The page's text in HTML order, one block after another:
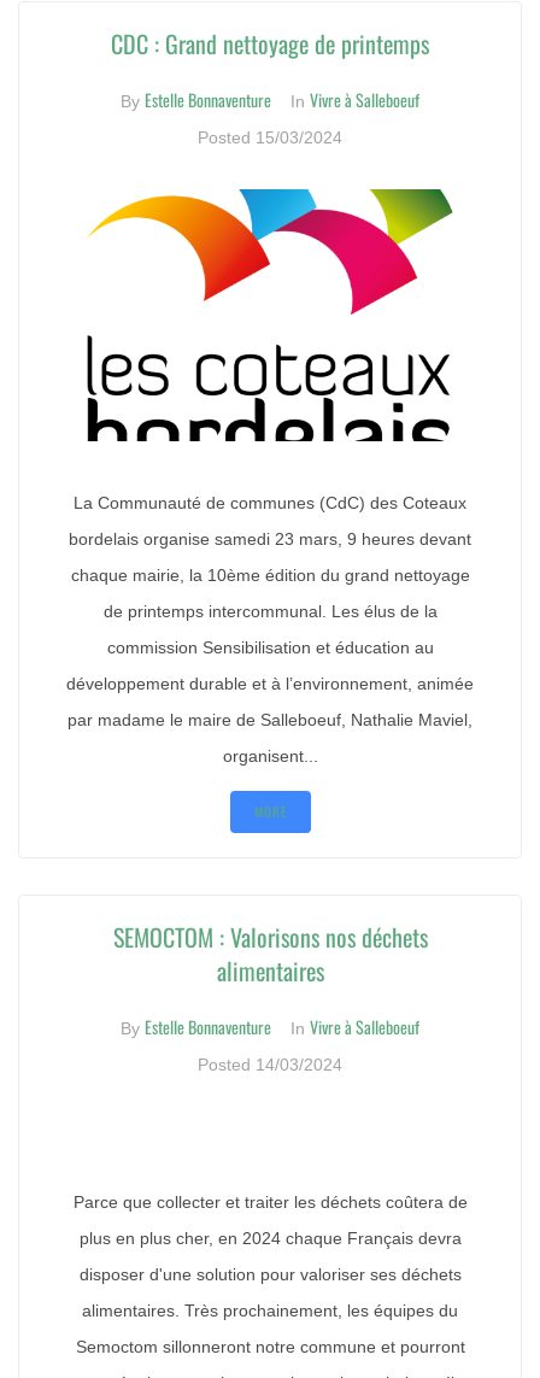
CDC : Grand nettoyage de printemps
By Estelle Bonnaventure In Vivre à Salleboeuf
Posted 15/03/2024
La Communauté de communes (CdC) des Coteaux
bordelais organise samedi 23 mars, 9 heures devant
chaque mairie, la 10ème édition du grand nettoyage
de printemps intercommunal. Les élus de la
commission Sensibilisation et éducation au
développement durable et à l’environnement, animée
par madame le maire de Salleboeuf, Nathalie Maviel,
organisent...
MORE
SEMOCTOM : Valorisons nos déchets
alimentaires
By Estelle Bonnaventure In Vivre à Salleboeuf
Posted 14/03/2024
Parce que collecter et traiter les déchets coûtera de
plus en plus cher, en 2024 chaque Français devra
disposer d'une solution pour valoriser ses déchets
alimentaires. Très prochainement, les équipes du
Semoctom sillonneront notre commune et pourront